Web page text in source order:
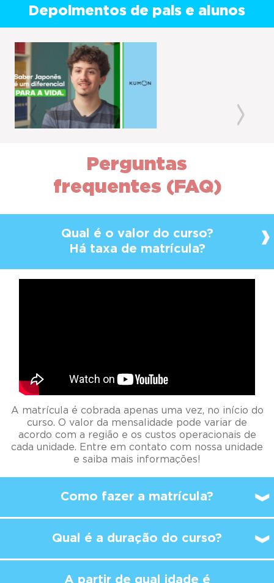
Depoimentos de pais e alunos
Previous
Perguntas
frequentes (FAQ)
Qual é o valor do curso?
Há taxa de matrícula?
A matrícula é cobrada apenas uma vez, no início do
curso. O valor da mensalidade pode variar de
acordo com a região e os custos operacionais de
cada unidade. Entre em contato com nossa unidade
e saiba mais informações!
Como fazer a matrícula?
Qual é a duração do curso?
A partir de qual idade é